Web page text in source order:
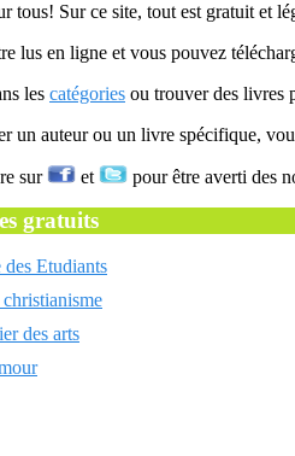
tous! Sur ce site, tout est gratuit et
lus en ligne et vous pouvez
les catégories ou trouver des livres
un auteur ou un livre spécifique,
sur et pour être averti des
gratuits
Etudiants
des arts